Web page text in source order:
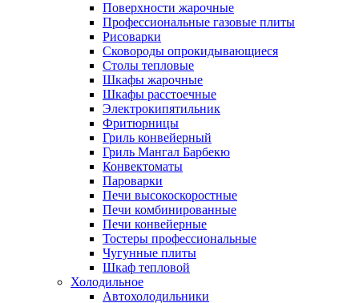
Поверхности жарочные
Профессиональные газовые плиты
Рисоварки
Сковороды опрокидывающиеся
Столы тепловые
Шкафы жарочные
Шкафы расстоечные
Электрокипятильник
Фритюрницы
Гриль конвейерный
Гриль Мангал Барбекю
Конвектоматы
Пароварки
Печи высокоскоростные
Печи комбинированные
Печи конвейерные
Тостеры профессиональные
Чугунные плиты
Шкаф тепловой
Холодильное
Автохолодильники